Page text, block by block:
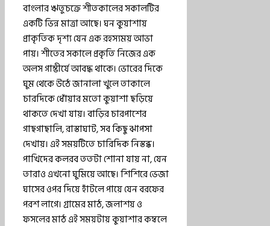
বাংলার ঋতুচক্রে শীতকালের সকালটির
একটি ভিন্ন মাত্রা আছে। ঘন কুয়াশায়
প্রাকৃতিক দৃশ্য যেন এক রহস্যময় আভা
পায়। শীতের সকালে প্রকৃতি নিজের এক
অলস গাম্ভীর্যে আবদ্ধ থাকে। ভোরের দিকে
ঘুম থেকে উঠে জানালা খুলে তাকালে
চারদিকে ধোঁয়ার মতো কুয়াশা ছড়িয়ে
থাকতে দেখা যায়। বাড়ির চারপাশের
গাছগাছালি, রাস্তাঘাট, সব কিছু ঝাপসা
দেখায়। এই সময়টিতে চারিদিক নিস্তব্ধ।
পাখিদের কলরব ততটা শোনা যায় না, যেন
তারাও এখনো ঘুমিয়ে আছে। শিশিরে ভেজা
ঘাসের ওপর দিয়ে হাঁটলে পায়ে যেন বরফের
পরশ লাগে। গ্রামের মাঠ, জলাশয় ও
ফসলের মাঠ এই সময়টায় কুয়াশার কম্বলে